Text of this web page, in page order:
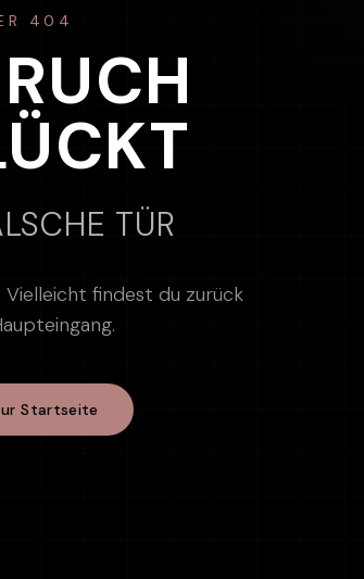
404
TÜR
findest du zurück
Startseite